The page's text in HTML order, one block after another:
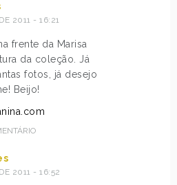
2011 - 16:21
frente da Marisa
da coleção. Já
fotos, já desejo
Beijo!
2011 - 16:52